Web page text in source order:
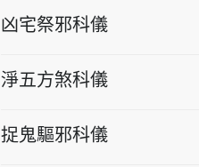
凶宅祭邪科儀
淨五方煞科儀
捉鬼驅邪科儀